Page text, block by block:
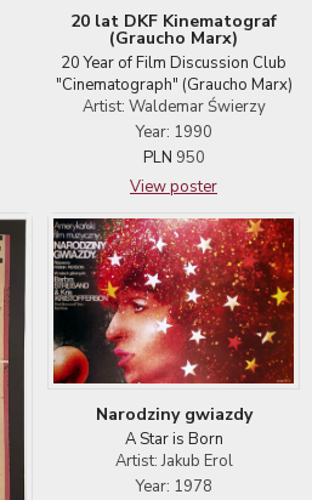
20 lat DKF Kinematograf
(Graucho Marx)
20 Year of Film Discussion Club
"Cinematograph" (Graucho Marx)
Artist: Waldemar Świerzy
Year: 1990
PLN 950
View poster
Narodziny gwiazdy
A Star is Born
Artist: Jakub Erol
Year: 1978